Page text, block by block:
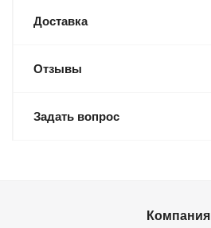
Доставка
Отзывы
Задать вопрос
Компания